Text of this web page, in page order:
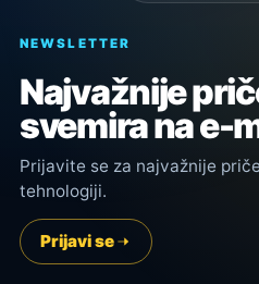
NEWSLETTER
Najvažnije
svemira na e-
Prijavite se za najvažnije
tehnologiji.
Prijavi se